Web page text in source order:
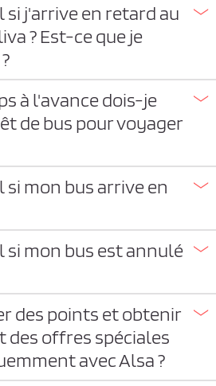
si j'arrive en retard au
? Est-ce que je
à l'avance dois-je
de bus pour voyager
mon bus arrive en
si mon bus est annulé
des points et obtenir
des offres spéciales
avec Alsa ?